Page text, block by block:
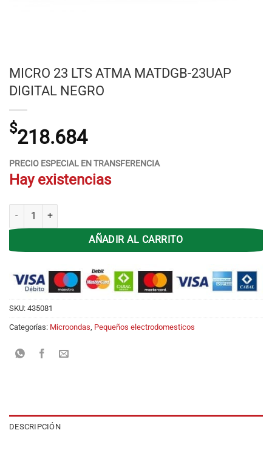
MICRO 23 LTS ATMA MATDGB-23UAP
DIGITAL NEGRO
$218.684
PRECIO ESPECIAL EN TRANSFERENCIA
Hay existencias
MICRO 23 LTS ATMA MATDGB-23UAP DIGITAL NEGRO cantidad
AÑADIR AL CARRITO
SKU: 435081
Categorías: Microondas, Pequeños electrodomesticos
DESCRIPCIÓN